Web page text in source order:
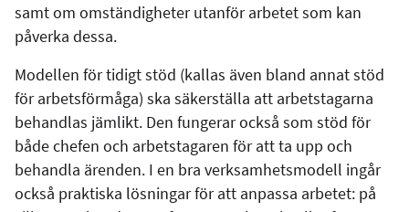
samt om omständigheter utanför arbetet som kan
påverka dessa.
Modellen för tidigt stöd (kallas även bland annat stöd
för arbetsförmåga) ska säkerställa att arbetstagarna
behandlas jämlikt. Den fungerar också som stöd för
både chefen och arbetstagaren för att ta upp och
behandla ärenden. I en bra verksamhetsmodell ingår
också praktiska lösningar för att anpassa arbetet: på